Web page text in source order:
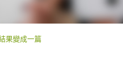
果變成一篇